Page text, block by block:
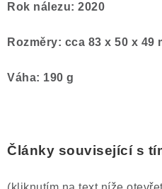
Rok nálezu: 2020
Rozměry: cca 83 x 50 x 49
Váha: 190 g
Články související s